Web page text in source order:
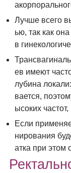
Лучше всего
ью, так как
в
ев имеют
лубина
вается,
ысоких
Если
нирования
атка при этом